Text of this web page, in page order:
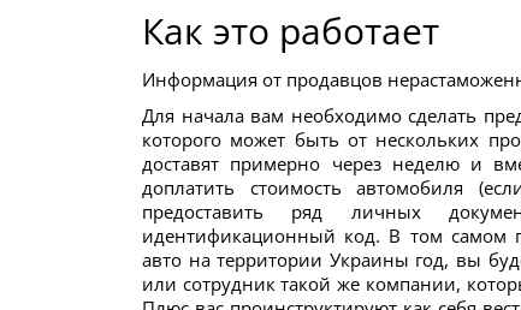
Как это работает
Информация от продавцов
Для начала вам необходимо сделать
которого может быть от нескольких
доставят примерно через неделю и
доплатить стоимость автомобиля
предоставить ряд личных
идентификационный код. В том самом
авто на территории Украины год, вы
или сотрудник такой же компании,